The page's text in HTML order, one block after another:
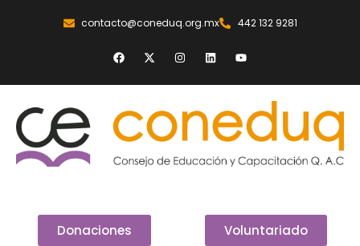
contacto@coneduq.org.mx 442 132 9281
Donaciones Voluntariado